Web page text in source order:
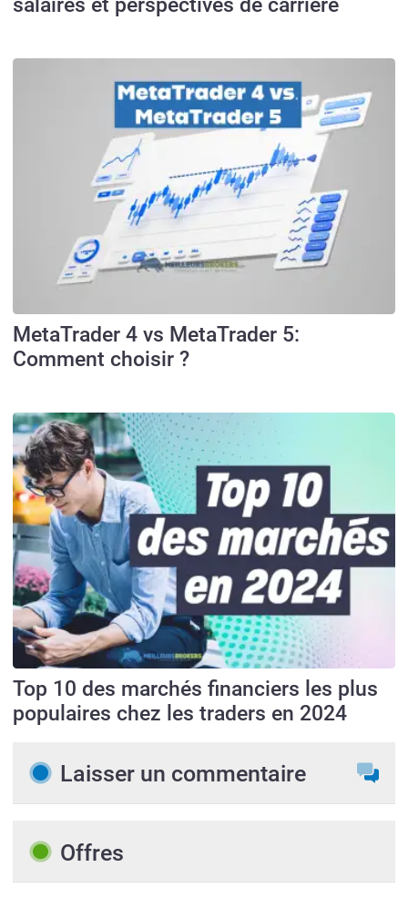
MetaTrader 4 vs MetaTrader 5:
Comment choisir ?
Top 10 des marchés financiers les plus
populaires chez les traders en 2024
Laisser un commentaire
Offres